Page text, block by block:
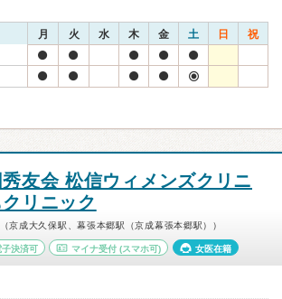
月 火 水 木 金 土 日 祝
友会 松信ウィメンズクリニ
リニック
京成大久保駅、幕張本郷駅（京成幕張本郷駅））
子決済可 マイナ受付 (スマホ可) 女医在籍